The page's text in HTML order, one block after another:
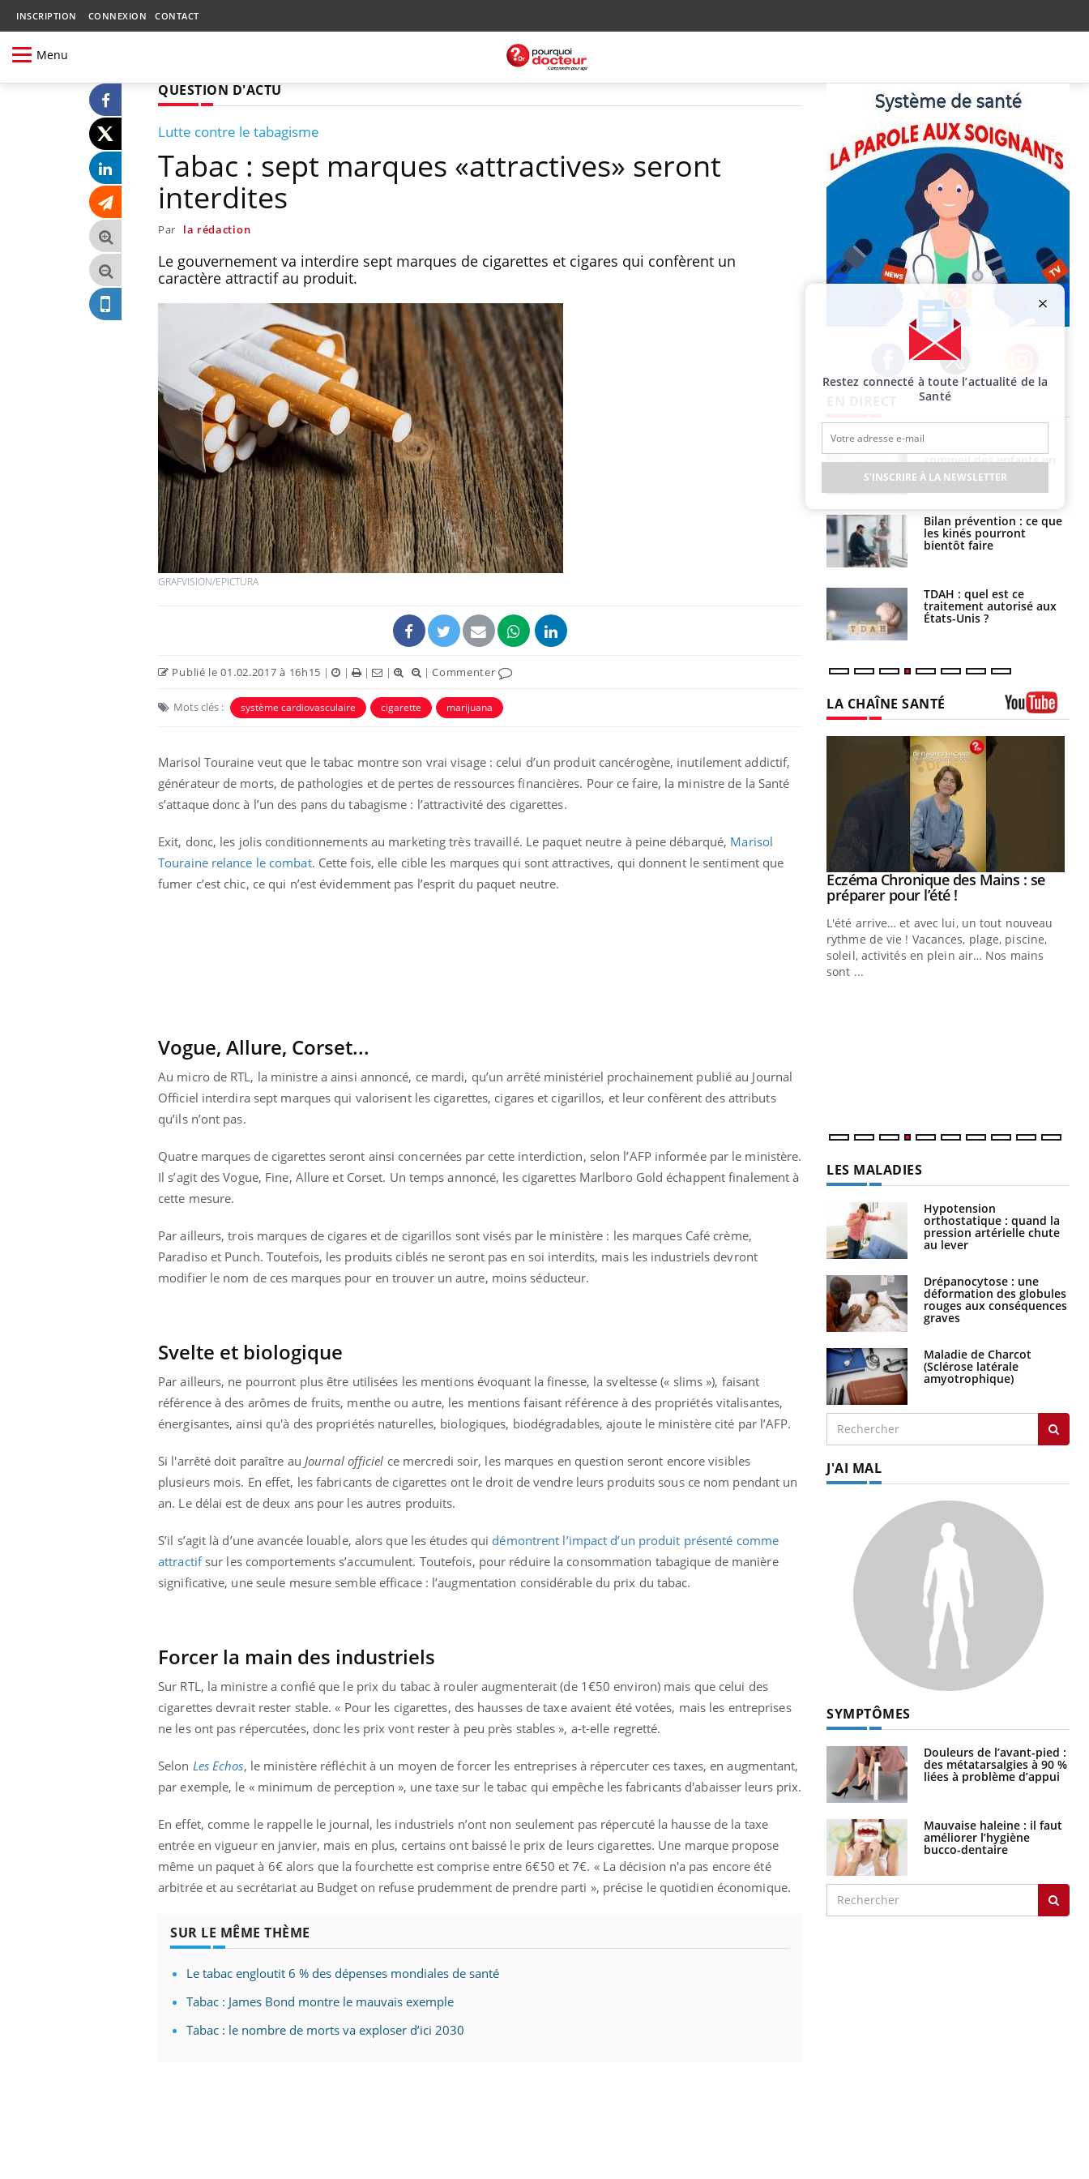
INSCRIPTION CONNEXION CONTACT
Menu
QUESTION D'ACTU
Lutte contre le tabagisme
Tabac : sept marques «attractives» seront
interdites
Par la rédaction
Le gouvernement va interdire sept marques de cigarettes et cigares qui confèrent un
caractère attractif au produit.
GRAFVISION/EPICTURA
Publié le 01.02.2017 à 16h15 | | | | |Commenter
Mots clés : système cardiovasculaire cigarette marijuana
Marisol Touraine veut que le tabac montre son vrai visage : celui d’un produit cancérogène, inutilement addictif,
générateur de morts, de pathologies et de pertes de ressources financières. Pour ce faire, la ministre de la Santé
s’attaque donc à l’un des pans du tabagisme : l’attractivité des cigarettes.
Exit, donc, les jolis conditionnements au marketing très travaillé. Le paquet neutre à peine débarqué, Marisol
Touraine relance le combat. Cette fois, elle cible les marques qui sont attractives, qui donnent le sentiment que
fumer c’est chic, ce qui n’est évidemment pas l’esprit du paquet neutre.
Vogue, Allure, Corset...
Au micro de RTL, la ministre a ainsi annoncé, ce mardi, qu’un arrêté ministériel prochainement publié au Journal
Officiel interdira sept marques qui valorisent les cigarettes, cigares et cigarillos, et leur confèrent des attributs
qu’ils n’ont pas.
Quatre marques de cigarettes seront ainsi concernées par cette interdiction, selon l’AFP informée par le ministère.
Il s’agit des Vogue, Fine, Allure et Corset. Un temps annoncé, les cigarettes Marlboro Gold échappent finalement à
cette mesure.
Par ailleurs, trois marques de cigares et de cigarillos sont visés par le ministère : les marques Café crème,
Paradiso et Punch. Toutefois, les produits ciblés ne seront pas en soi interdits, mais les industriels devront
modifier le nom de ces marques pour en trouver un autre, moins séducteur.
Svelte et biologique
Par ailleurs, ne pourront plus être utilisées les mentions évoquant la finesse, la sveltesse (« slims »), faisant
référence à des arômes de fruits, menthe ou autre, les mentions faisant référence à des propriétés vitalisantes,
énergisantes, ainsi qu'à des propriétés naturelles, biologiques, biodégradables, ajoute le ministère cité par l’AFP.
Si l'arrêté doit paraître au Journal officiel ce mercredi soir, les marques en question seront encore visibles
plusieurs mois. En effet, les fabricants de cigarettes ont le droit de vendre leurs produits sous ce nom pendant un
an. Le délai est de deux ans pour les autres produits.
S’il s’agit là d’une avancée louable, alors que les études qui démontrent l’impact d’un produit présenté comme
attractifsur les comportements s’accumulent. Toutefois, pour réduire la consommation tabagique de manière
significative, une seule mesure semble efficace : l’augmentation considérable du prix du tabac.
Forcer la main des industriels
Sur RTL, la ministre a confié que le prix du tabac à rouler augmenterait (de 1€50 environ) mais que celui des
cigarettes devrait rester stable. « Pour les cigarettes, des hausses de taxe avaient été votées, mais les entreprises
ne les ont pas répercutées, donc les prix vont rester à peu près stables », a-t-elle regretté.
Selon Les Echos, le ministère réfléchit à un moyen de forcer les entreprises à répercuter ces taxes, en augmentant,
par exemple, le « minimum de perception », une taxe sur le tabac qui empêche les fabricants d'abaisser leurs prix.
En effet, comme le rappelle le journal, les industriels n’ont non seulement pas répercuté la hausse de la taxe
entrée en vigueur en janvier, mais en plus, certains ont baissé le prix de leurs cigarettes. Une marque propose
même un paquet à 6€ alors que la fourchette est comprise entre 6€50 et 7€. « La décision n'a pas encore été
arbitrée et au secrétariat au Budget on refuse prudemment de prendre parti », précise le quotidien économique.
SUR LE MÊME THÈME
Le tabac engloutit 6 % des dépenses mondiales de santé
Tabac : James Bond montre le mauvais exemple
Tabac : le nombre de morts va exploser d’ici 2030
Facebook Twitter Instagram
Fortes chaleurs :
pourquoi le risque de
noyade grimpe-t-il ?
Le Viagra pourrait-il
freiner la propagation du
cancer ?
Grossesse et chaleur : ce
que dit la science
Le smartphone nuit-il à
l'apprentissage de la
lecture ?
le coma pendant 42 jours
barracuda, une petite fille sommeil des enfants en
vacances ?
Bilan prévention : ce que
les kinés pourront
bientôt faire
TDAH : quel est ce
traitement autorisé aux
États-Unis ?
LA CHAÎNE SANTÉ
Eczéma Chronique des Mains :
expliquer ma maladieYoutube
Youtube
Carence en fer : comprendre pour
prévenirYoutube
Youtube
Eczéma Chronique des Mains : se
préparer pour l’été !Youtube
L'été arrive… et avec lui, un tout nouveau
rythme de vie ! Vacances, plage, piscine,
soleil, activités en plein air… Nos mains
sont ...
LES MALADIES
Hypotension
orthostatique : quand la
pression artérielle chute
au lever
Drépanocytose : une
déformation des globules
rouges aux conséquences
graves
Maladie de Charcot
(Sclérose latérale
amyotrophique)
J'AI MAL
SYMPTÔMES
Douleurs de l’avant-pied :
des métatarsalgies à 90 %
liées à problème d’appui
Mauvaise haleine : il faut
améliorer l’hygiène
bucco-dentaire
Restez connecté à toute l’actualité de la
Santé
S'INSCRIRE À LA NEWSLETTER